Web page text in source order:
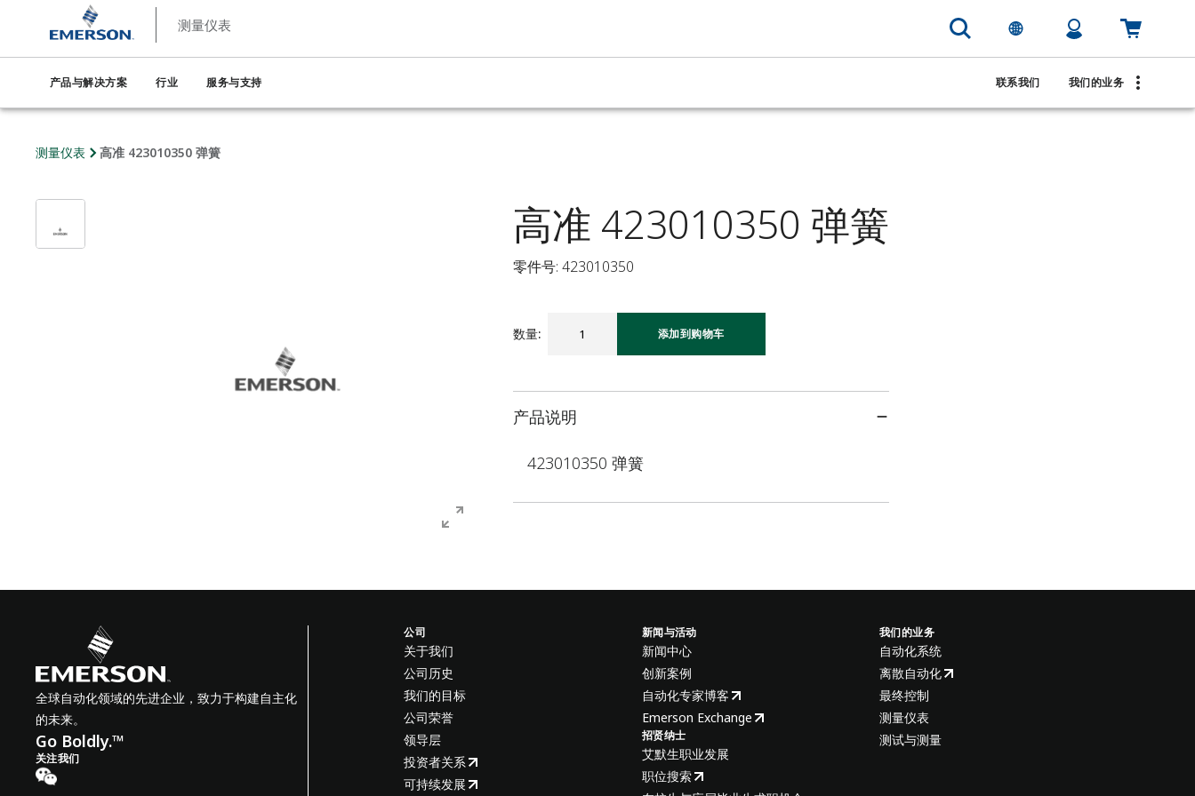
测量仪表
产品与解决方案 行业 服务与支持 联系我们 我们的业务
测量仪表 高准 423010350 弹簧
高准 423010350 弹簧
零件号: 423010350
数量: 添加到购物车
产品说明
423010350 弹簧
全球自动化领域的先进企业，致力于构建自主化
的未来。
Go Boldly.™
关注我们
公司
关于我们
公司历史
我们的目标
公司荣誉
领导层
投资者关系
可持续发展
新闻与活动
新闻中心
创新案例
自动化专家博客
Emerson Exchange
招贤纳士
艾默生职业发展
职位搜索
我们的业务
自动化系统
离散自动化
最终控制
测量仪表
测试与测量